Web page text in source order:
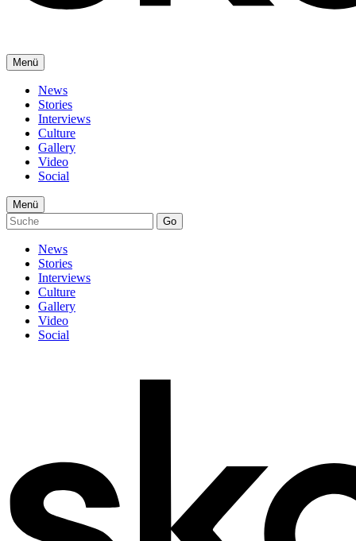
Menü
News
Stories
Interviews
Culture
Gallery
Video
Social
Menü
Go
News
Stories
Interviews
Culture
Gallery
Video
Social